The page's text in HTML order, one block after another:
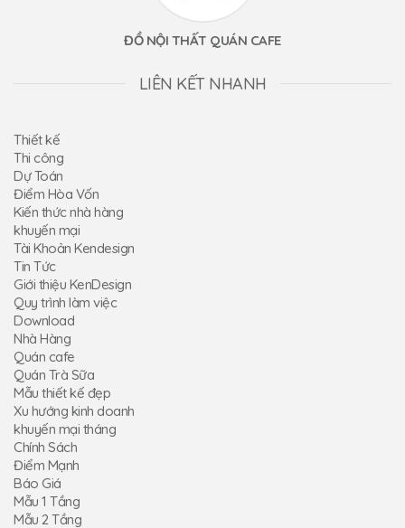
ĐỒ NỘI THẤT QUÁN CAFE
LIÊN KẾT NHANH
Thiết kế
Thi công
Dự Toán
Điểm Hòa Vốn
Kiến thức nhà hàng
khuyến mại
Tài Khoản Kendesign
Tin Tức
Giới thiệu KenDesign
Quy trình làm việc
Download
Nhà Hàng
Quán cafe
Quán Trà Sữa
Mẫu thiết kế đẹp
Xu hướng kinh doanh
khuyến mại tháng
Chính Sách
Điểm Mạnh
Báo Giá
Mẫu 1 Tầng
Mẫu 2 Tầng